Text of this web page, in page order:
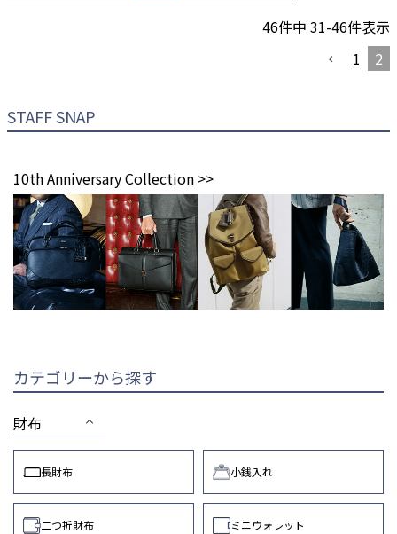
46件中 31-46件表示
1
2
STAFF SNAP
10th Anniversary Collection >>
カテゴリーから探す
財布
長財布 小銭入れ
二つ折財布 ミニウォレット